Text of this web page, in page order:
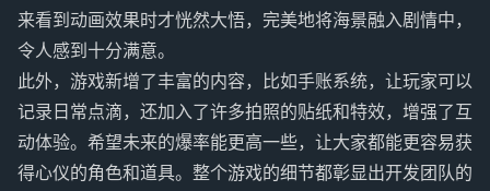
来看到动画效果时才恍然大悟，完美地将海景融入剧情中，
令人感到十分满意。
此外，游戏新增了丰富的内容，比如手账系统，让玩家可以
记录日常点滴，还加入了许多拍照的贴纸和特效，增强了互
动体验。希望未来的爆率能更高一些，让大家都能更容易获
得心仪的角色和道具。整个游戏的细节都彰显出开发团队的